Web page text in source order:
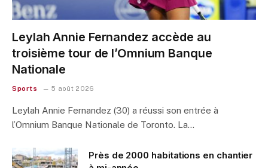
Leylah Annie Fernandez accède au
troisième tour de l’Omnium Banque
Nationale
Sports 5 août 2026
Leylah Annie Fernandez (30) a réussi son entrée à
l’Omnium Banque Nationale de Toronto. La…
Près de 2000 habitations en chantier